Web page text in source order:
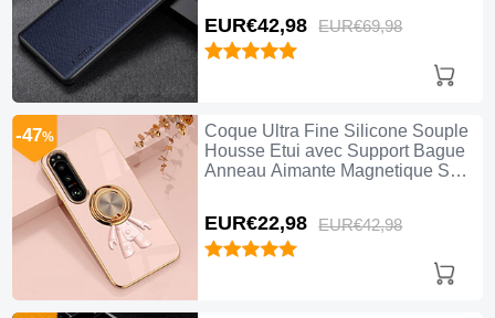
EUR€42,98 EUR€69,98
Coque Ultra Fine Silicone Souple
Housse Etui avec Support Bague
Anneau Aimante Magnetique S01
EUR€22,98 EUR€42,98
-47%